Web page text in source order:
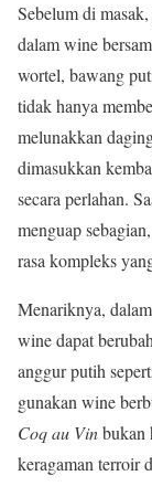
Sebelum di
dalam wine
wortel, bawang
tidak hanya
melunakkan
dimasukkan
secara perlahan.
menguap
rasa kompleks
Menariknya,
wine dapat
anggur putih
gunakan wine
Coq au Vinbukan
keragaman terroir